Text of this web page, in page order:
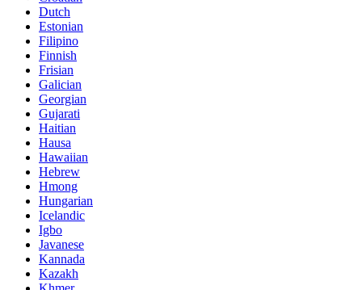
Dutch
Estonian
Filipino
Finnish
Frisian
Galician
Georgian
Gujarati
Haitian
Hausa
Hawaiian
Hebrew
Hmong
Hungarian
Icelandic
Igbo
Javanese
Kannada
Kazakh